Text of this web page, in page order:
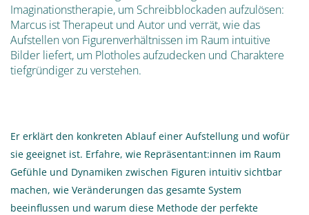
Imaginationstherapie, um Schreibblockaden aufzulösen:
Marcus ist Therapeut und Autor und verrät, wie das
Aufstellen von Figurenverhältnissen im Raum intuitive
Bilder liefert, um Plotholes aufzudecken und Charaktere
tiefgründiger zu verstehen.
Er erklärt den konkreten Ablauf einer Aufstellung und wofür
sie geeignet ist. Erfahre, wie Repräsentant:innen im Raum
Gefühle und Dynamiken zwischen Figuren intuitiv sichtbar
machen, wie Veränderungen das gesamte System
beeinflussen und warum diese Methode der perfekte